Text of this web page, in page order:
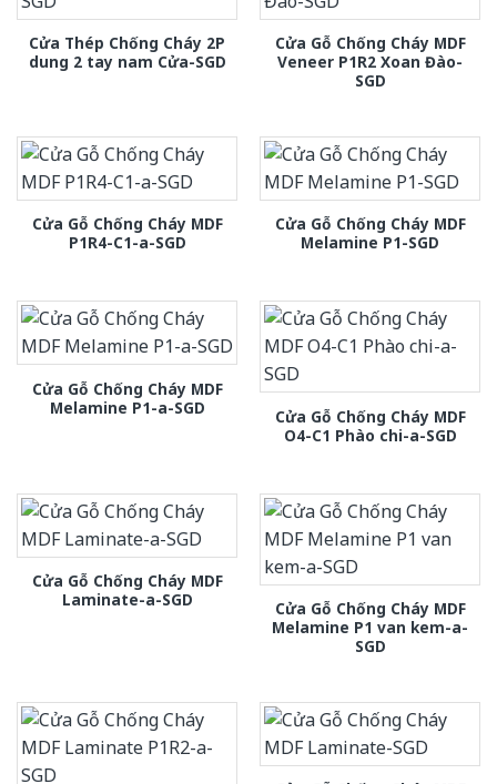
Cửa Thép Chống Cháy 2P
dung 2 tay nam Cửa-SGD
Cửa Gỗ Chống Cháy MDF
Veneer P1R2 Xoan Đào-
SGD
Cửa Gỗ Chống Cháy MDF
P1R4-C1-a-SGD
Cửa Gỗ Chống Cháy MDF
Melamine P1-SGD
Cửa Gỗ Chống Cháy MDF
Melamine P1-a-SGD
Cửa Gỗ Chống Cháy MDF
O4-C1 Phào chi-a-SGD
Cửa Gỗ Chống Cháy MDF
Laminate-a-SGD
Cửa Gỗ Chống Cháy MDF
Melamine P1 van kem-a-
SGD